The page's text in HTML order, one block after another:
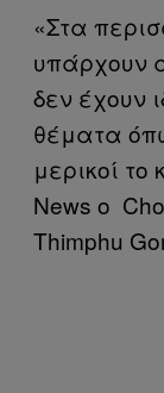
«Στα
υπάρχουν
δεν έχουν
θέματα
μερικοί το
News ο
Thimphu